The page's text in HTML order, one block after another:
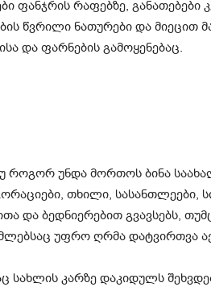
ფანჯრის რაფებზე, განათებები
წვრილი ნათურები და მიეცით
და ფარნების გამოყენებაც.
როგორ უნდა მორთოს ბინა
თხილი, სასანთლეები,
და ბედნიერებით გვავსებს,
უფრო ღრმა დატვირთვა
კარზე დაკიდულს